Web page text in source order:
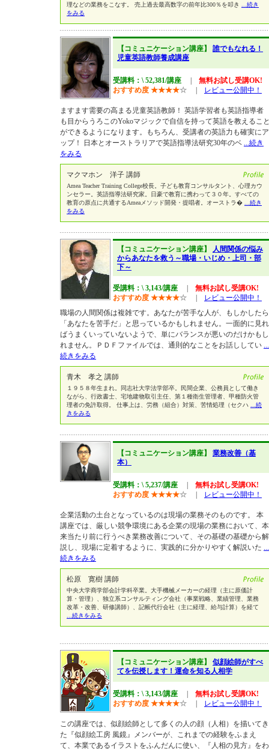
理などの業務をこなす。 売上過去最高数字の前年比300％を叩き
...続き
をみる
【コミュニケーション講座】 誰でもなれる！
児童英語教師養成講座
受講料：\ 52,381/講座
無料お試し受講OK!
おすすめ度 ★★★★☆ レビュー公開中！
ますます需要の高まる児童英語教師！ 英語学習者も英語指導者
も目からうろこのYokoマジックで自信を持って英語を教えるこ
ができるようになります。もちろん、受講者の英語力も確実にア
ップ！ 日本とオーストラリアで英語指導法研究30年のベ ...続き
をみる
マクマホン 洋子 講師
Amea Teacher Training College校長。子ども教育コンサルタント、心理カウ
ンセラー。英語指導法研究家。日豪で教育に携わって３０年。すべての
教育の原点に共通するAmeaメソッド開発・提唱者。オーストラ�
...続き
をみる
【コミュニケーション講座】 人間関係の悩み
からあなたを救う～職場・いじめ・上司・部
下～
受講料：\ 3,143/講座
無料お試し受講OK!
おすすめ度 ★★★★☆
レビュー公開中！
職場の人間関係は複雑です。あなたが苦手な人が、もしかしたら
「あなたを苦手だ」と思っているかもしれません。一面的に見れ
ばうまくいっていないようで、単にバランスが悪いのだけかもし
れません。ＰＤＦファイルでは、通則的なことをお話ししてい ...
続きをみる
青木 孝之 講師
１９５８年生まれ。同志社大学法学部卒。民間企業、公務員として働き
ながら、行政書士、宅地建物取引主任、第１種衛生管理者、甲種防火管
理者の免許取得。 仕事上は、労務（組合）対策、苦情処理（セクハ
...続
きをみる
【コミュニケーション講座】 業務改善（基
本）
受講料：\ 5,237/講座
無料お試し受講OK!
おすすめ度 ★★★★☆ レビュー公開中！
企業活動の土台となっているのは現場の業務そのものです。 本
講座では、厳しい競争環境にある企業の現場の業務において、本
来当たり前に行うべき業務改善について、その基礎の基礎から解
説し、現場に定着するように、実践的に分かりやすく解説いた ...
続きをみる
松原 寛樹 講師
中央大学商学部会計学科卒業。大手機械メーカーの経理（主に原価計
算・管理）、独立系コンサルティング会社（事業戦略、業績管理、業務
改革・改善、研修講師）、記帳代行会社（主に経理、給与計算）を経て
...続きをみる
【コミュニケーション講座】 似顔絵師がすべ
てを伝授します！運命を知る人相学
受講料：\ 3,143/講座
無料お試し受講OK!
おすすめ度 ★★★★☆ レビュー公開中！
この講座では、似顔絵師として多くの人の顔（人相）を描いてき
た『似顔絵工房 風鏡』メンバーが、これまでの経験をふまえ
て、本業であるイラストをふんだんに使い、『人相の見方』をわ